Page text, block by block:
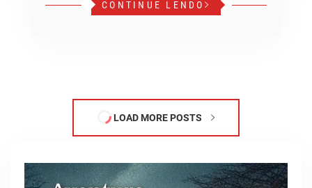
CONTINUE LENDO
LOAD MORE POSTS